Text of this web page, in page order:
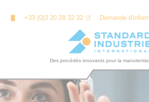
+33 (0)3 20 28 32 32 Demande